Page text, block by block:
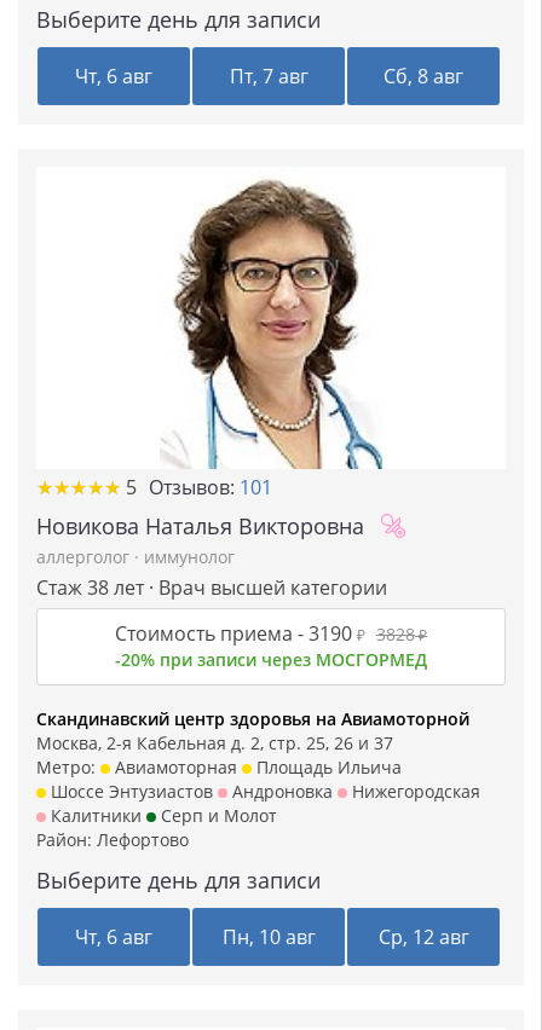
Выберите день для записи
Чт, 6 авг Пт, 7 авг Сб, 8 авг
★★★★★
★★★★★ 5 Отзывов: 101
Новикова Наталья Викторовна
аллерголог · иммунолог
Стаж 38 лет · Врач высшей категории
Стоимость приема -3190 ₽ 3828₽
-20% при записи через МОСГОРМЕД
Скандинавский центр здоровья на Авиамоторной
Москва, 2-я Кабельная д. 2, стр. 25, 26 и 37
Метро:
Авиамоторная
Площадь Ильича
Шоссе Энтузиастов
Андроновка
Нижегородская
Калитники
Серп и Молот
Район: Лефортово
Выберите день для записи
Чт, 6 авг Пн, 10 авг Ср, 12 авг